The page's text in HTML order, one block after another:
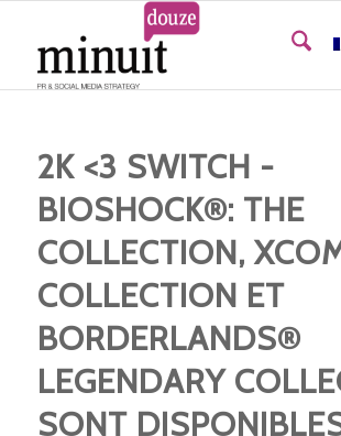
2K <3 SWITCH -
BIOSHOCK®: THE
COLLECTION,
COLLECTION ET
BORDERLANDS®
LEGENDARY
SONT